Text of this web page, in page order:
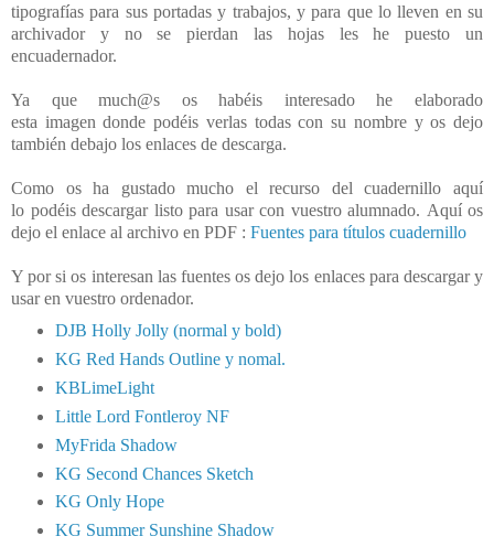
tipografías para sus portadas y trabajos, y para que lo lleven en su
archivador y no se pierdan las hojas les he puesto un
encuadernador.
Ya que much@s os habéis interesado he elaborado
esta imagen donde podéis verlas todas con su nombre y os dejo
también debajo los enlaces de descarga.
Como os ha gustado mucho el recurso del cuadernillo aquí
lo podéis descargar listo para usar con vuestro alumnado. Aquí os
dejo el enlace al archivo en PDF : Fuentes para títulos cuadernillo
Y por si os interesan las fuentes os dejo los enlaces para descargar y
usar en vuestro ordenador.
DJB Holly Jolly (normal y bold)
KG Red Hands Outline y nomal.
KBLimeLight
Little Lord Fontleroy NF
MyFrida Shadow
KG Second Chances Sketch
KG Only Hope
KG Summer Sunshine Shadow